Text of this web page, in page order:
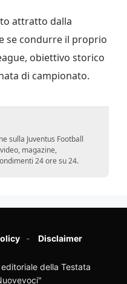
attratto dalla
se condurre il proprio
obiettivo storico
di campionato.
sulla Juventus Football
magazine,
24 ore su 24.
Disclaimer
della Testata